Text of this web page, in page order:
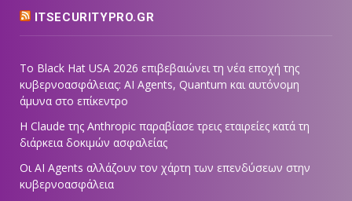
ITSECURITYPRO.GR
Το Black Hat USA 2026 επιβεβαιώνει τη νέα εποχή της
κυβερνοασφάλειας: AI Agents, Quantum και αυτόνομη
άμυνα στο επίκεντρο
Η Claude της Anthropic παραβίασε τρεις εταιρείες κατά τη
διάρκεια δοκιμών ασφαλείας
Οι AI Agents αλλάζουν τον χάρτη των επενδύσεων στην
κυβερνοασφάλεια